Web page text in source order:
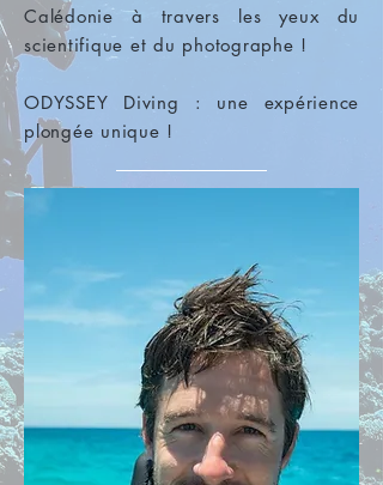
Calédonie à travers les yeux du
scientifique et du photographe !
ODYSSEY Diving : une expérience
plongée unique !